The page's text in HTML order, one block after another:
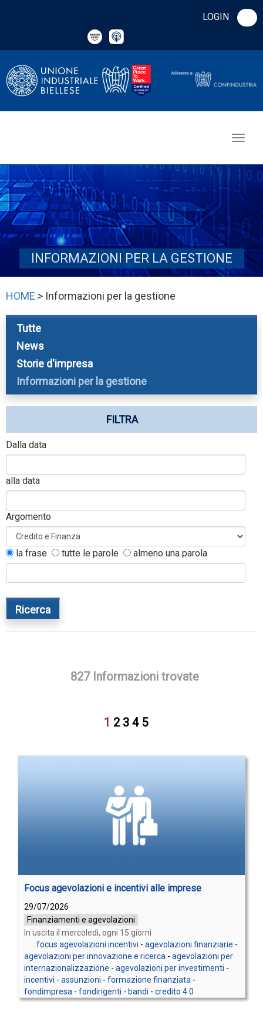
LOGIN
INFORMAZIONI PER LA GESTIONE
HOME > Informazioni per la gestione
Tutte
News
Storie d'impresa
Informazioni per la gestione
FILTRA
Dalla data
alla data
Argomento
la frase tutte le parole almeno una parola
Ricerca
827 Informazioni trovate
1 2 3 4 5
Focus agevolazioni e incentivi alle imprese
29/07/2026
Finanziamenti e agevolazioni
In uscita il mercoledì, ogni 15 giorni
focus agevolazioni incentivi - agevolazioni finanziarie -
agevolazioni per innovazione e ricerca - agevolazioni per
internazionalizzazione - agevolazioni per investimenti -
incentivi - assunzioni - formazione finanziata -
fondimpresa - fondirigenti - bandi - credito 4 0